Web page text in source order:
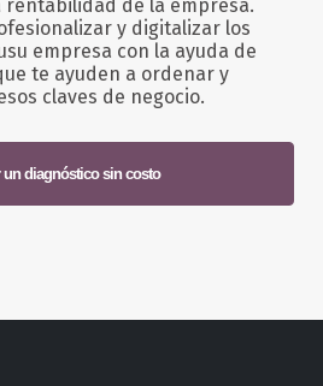
rentabilidad de la empresa.
y digitalizar los
empresa con la ayuda de
te ayuden a ordenar y
claves de negocio.
un diagnóstico sin costo